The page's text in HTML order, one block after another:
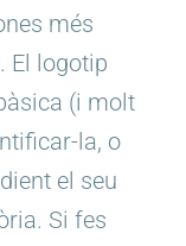
més
El logotip
(i molt
la, o
el seu
Si fes